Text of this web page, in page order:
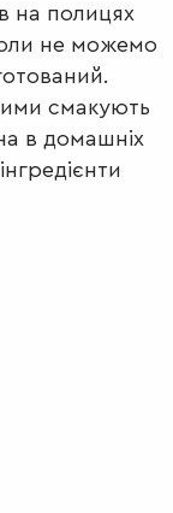
на полицях
не можемо
смакують
в домашніх